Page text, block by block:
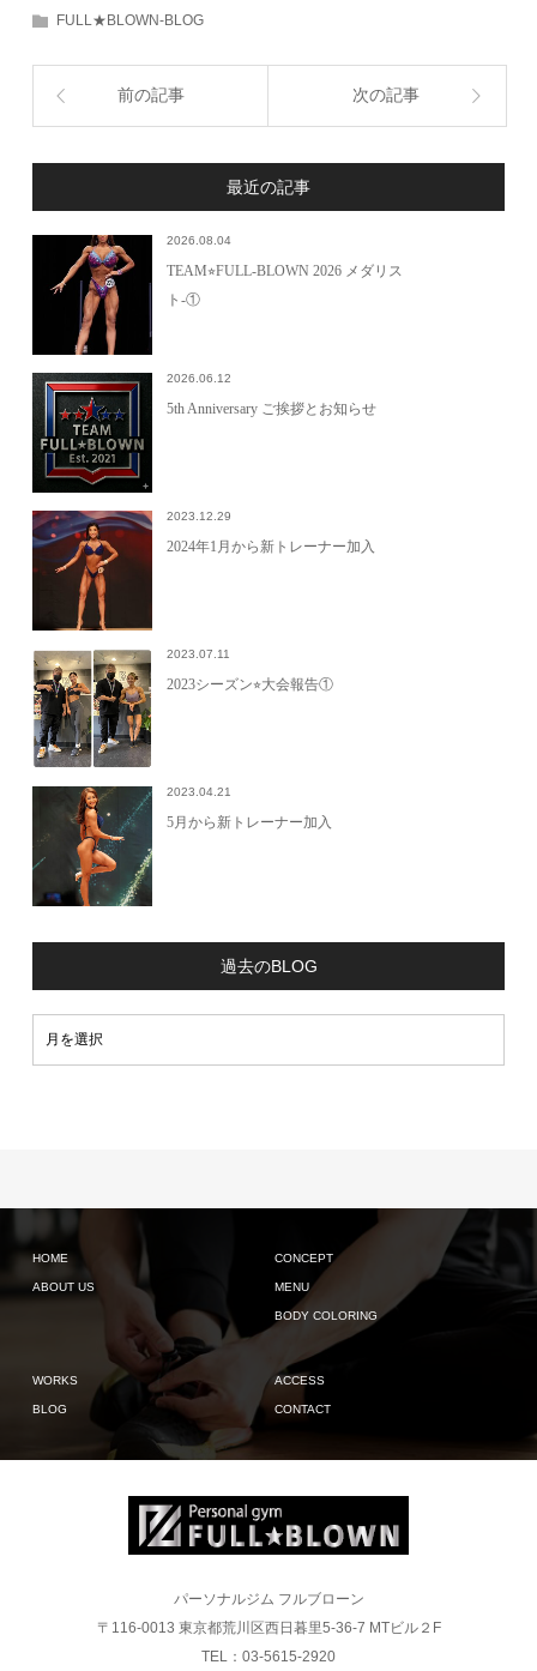
FULL★BLOWN-BLOG
前の記事 次の記事
最近の記事
2026.08.04
TEAM⭐︎FULL-BLOWN 2026 メダリス
ト-①
2026.06.12
5th Anniversary ご挨拶とお知らせ
2023.12.29
2024年1月から新トレーナー加入
2023.07.11
2023シーズン⭐︎大会報告①
2023.04.21
5月から新トレーナー加入
過去のBLOG
HOME
ABOUT US
CONCEPT
MENU
BODY COLORING
WORKS
BLOG
ACCESS
CONTACT
パーソナルジム フルブローン
〒116-0013 東京都荒川区西日暮里5-36-7 MTビル２F
TEL：03-5615-2920